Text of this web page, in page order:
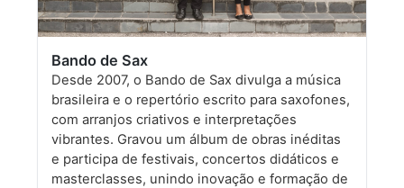
Bando de Sax
Desde 2007, o Bando de Sax divulga a música
brasileira e o repertório escrito para saxofones,
com arranjos criativos e interpretações
vibrantes. Gravou um álbum de obras inéditas
e participa de festivais, concertos didáticos e
masterclasses, unindo inovação e formação de